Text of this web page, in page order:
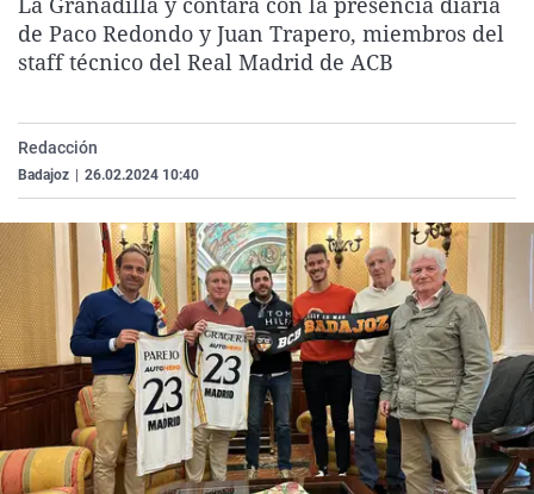
La rosa de los vientos
Gente viajera
Caso
Retornados
Extremadura
Galicia
Virales
Televisión
de Paco Redondo y Juan Trapero, miembros del
staff técnico del Real Madrid de ACB
Redacción
Badajoz 26.02.2024 10:40